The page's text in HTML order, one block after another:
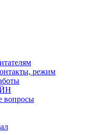
режим
вопросы